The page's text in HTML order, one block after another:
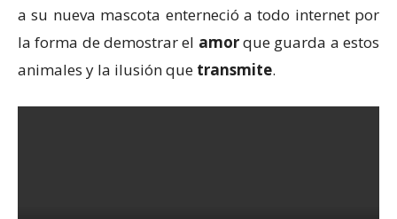
a su nueva mascota enterneció a todo internet por
la forma de demostrar el amorque guarda a estos
animales y la ilusión que transmite.